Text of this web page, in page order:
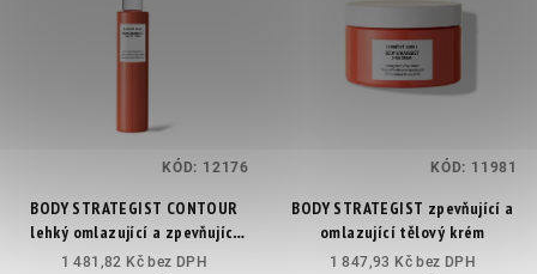
BODY STRATEGIST CONTOUR
lehký omlazující a zpevňující
hydratační tělový krém
1 481,82 Kč bez DPH
KÓD: 12176
BODY STRATEGIST zpevňující a
omlazující tělový krém
1 847,93 Kč bez DPH
KÓD: 11981